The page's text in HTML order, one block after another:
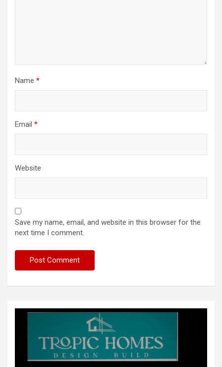
Name *
Email *
Website
Save my name, email, and website in this browser for the
next time I comment.